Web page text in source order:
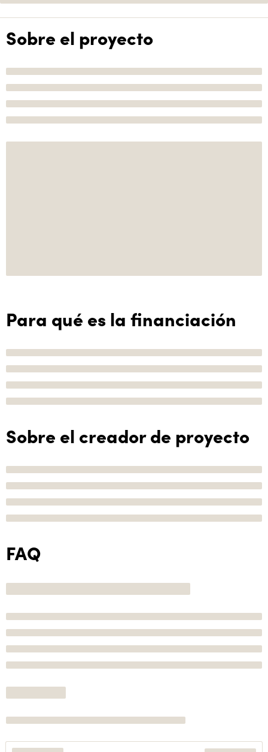
Sobre el proyecto
Para qué es la financiación
Sobre el creador de proyecto
FAQ